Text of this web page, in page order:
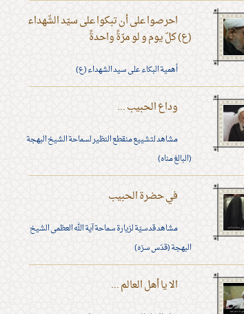
احرصوا على أن تبكوا على سيّد الشّهداء
(ع) كلّ يوم و لو مرّةً واحدةً
أهمية البكاء على سيد الشهداء (ع)
وداع الحبيب ...
مشاهد لتشييع منقطع النظير لسماحة الشيخ البهجة
(البالغ مناه)
في حضرة الحبيب
مشاهد قدسيّة لزيارة سماحة آية الله العظمى الشيخ
البهجة (قدّس سرّه)
الا يا أهل العالم ...